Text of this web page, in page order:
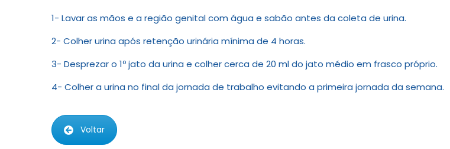
1- Lavar as mãos e a região genital com água e sabão antes da coleta de urina.
2- Colher urina após retenção urinária mínima de 4 horas.
3- Desprezar o 1º jato da urina e colher cerca de 20 ml do jato médio em frasco próprio.
4- Colher a urina no final da jornada de trabalho evitando a primeira jornada da semana.
Voltar